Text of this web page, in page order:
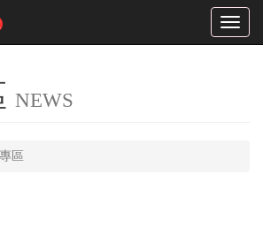
Toggle
NEWS
區